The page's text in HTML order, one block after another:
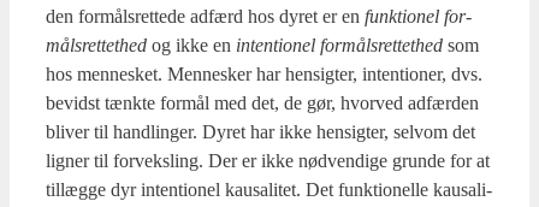
den for­måls­ret­te­de adfærd hos dyret er en funk­tio­nel for­
måls­ret­tet­hed og ikke en inten­tio­nel for­måls­ret­tet­hed som
hos men­ne­sket. Men­ne­sker har hen­sig­ter, inten­tio­ner, dvs.
bevidst tænk­te for­mål med det, de gør, hvor­ved adfær­den
bli­ver til handling­er. Dyret har ikke hen­sig­ter, selv­om det
lig­ner til for­veks­ling. Der er ikke nød­ven­di­ge grun­de for at
til­læg­ge dyr inten­tio­nel kaus­a­li­tet. Det funk­tio­nel­le kaus­a­li­